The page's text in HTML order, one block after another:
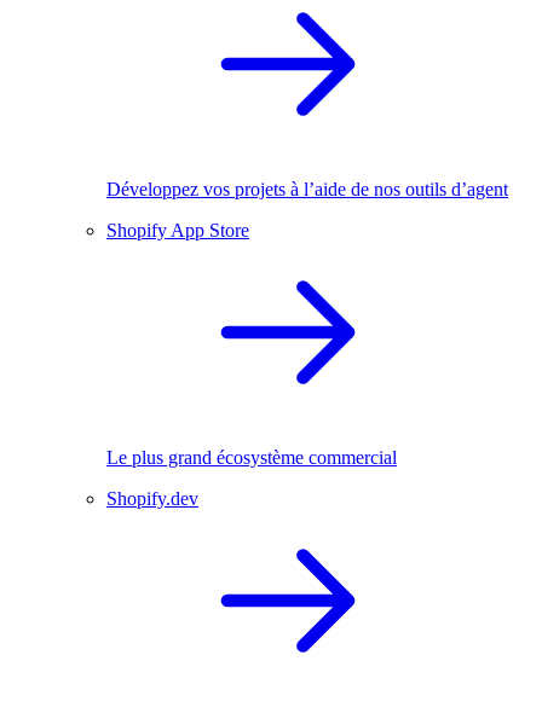
Développez vos projets à l’aide de nos outils d’agent
Shopify App Store
Le plus grand écosystème commercial
Shopify.dev